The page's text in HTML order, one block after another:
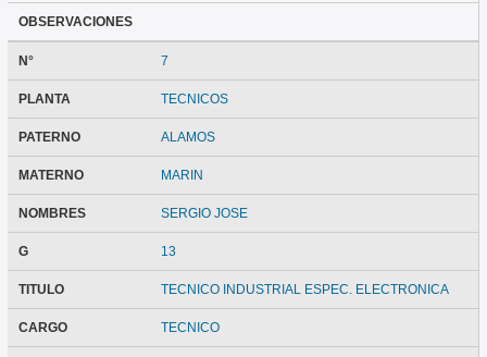
OBSERVACIONES
N° 7
PLANTA TECNICOS
PATERNO ALAMOS
MATERNO MARIN
NOMBRES SERGIO JOSE
G 13
TITULO TECNICO INDUSTRIAL ESPEC. ELECTRONICA
CARGO TECNICO